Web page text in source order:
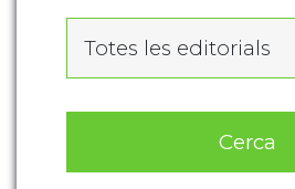
Totes les editorials
Cerca